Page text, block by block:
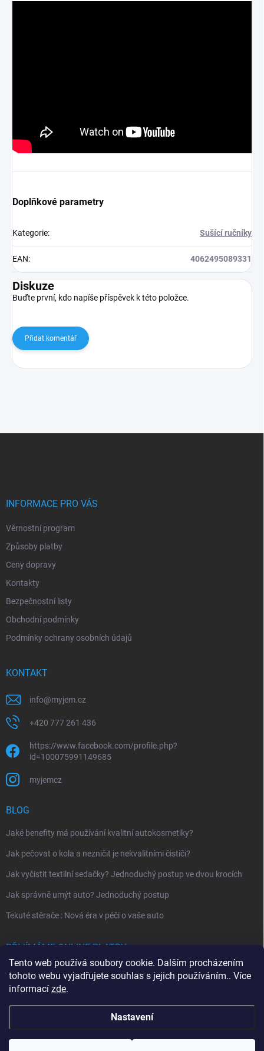
Tento web používá soubory cookie. Dalším procházením
tohoto webu vyjadřujete souhlas s jejich používáním.. Více
informací zde.
Nastavení
Doplňkové parametry
Kategorie: Sušící ručníky
EAN: 4062495089331
Diskuze
Buďte první, kdo napíše příspěvek k této položce.
Přidat komentář
INFORMACE PRO VÁS
Věrnostní program
Způsoby platby
Ceny dopravy
Kontakty
Bezpečnostní listy
Obchodní podmínky
Podmínky ochrany osobních údajů
KONTAKT
info@myjem.cz
+420 777 261 436
https://www.facebook.com/profile.php?
id=100075991149685
myjemcz
BLOG
Jaké benefity má používání kvalitní autokosmetiky?
Jak pečovat o kola a nezničit je nekvalitními čističi?
Jak vyčistit textilní sedačky? Jednoduchý postup ve dvou krocích
Jak správně umýt auto? Jednoduchý postup
Tekuté stěrače : Nová éra v péči o vaše auto
PŘIJÍMÁME ONLINE PLATBY
Copyright 2026MYJEM. Všechna práva vyhrazena.